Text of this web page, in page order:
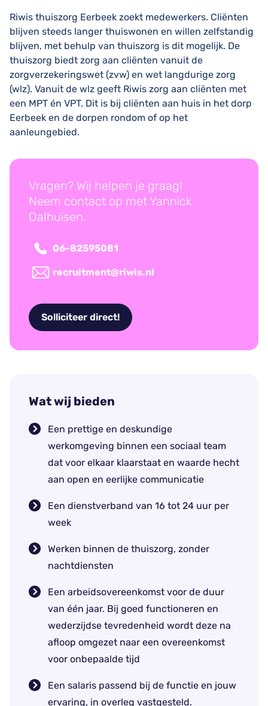
Riwis thuiszorg Eerbeek zoekt medewerkers. Cliënten
blijven steeds langer thuiswonen en willen zelfstandig
blijven, met behulp van thuiszorg is dit mogelijk. De
thuiszorg biedt zorg aan cliënten vanuit de
zorgverzekeringswet (zvw) en wet langdurige zorg
(wlz). Vanuit de wlz geeft Riwis zorg aan cliënten met
een MPT én VPT. Dit is bij cliënten aan huis in het dorp
Eerbeek en de dorpen rondom of op het
aanleungebied.
Vragen? Wij helpen je graag!
Neem contact op met Yannick
Dalhuisen.
06-82595081
recruitment@riwis.nl
Solliciteer direct!
Wat wij bieden
Een prettige en deskundige
werkomgeving binnen een sociaal team
dat voor elkaar klaarstaat en waarde hecht
aan open en eerlijke communicatie
Een dienstverband van 16 tot 24 uur per
week
Werken binnen de thuiszorg, zonder
nachtdiensten
Een arbeidsovereenkomst voor de duur
van één jaar. Bij goed functioneren en
wederzijdse tevredenheid wordt deze na
afloop omgezet naar een overeenkomst
voor onbepaalde tijd
Een salaris passend bij de functie en jouw
ervaring, in overleg vastgesteld.